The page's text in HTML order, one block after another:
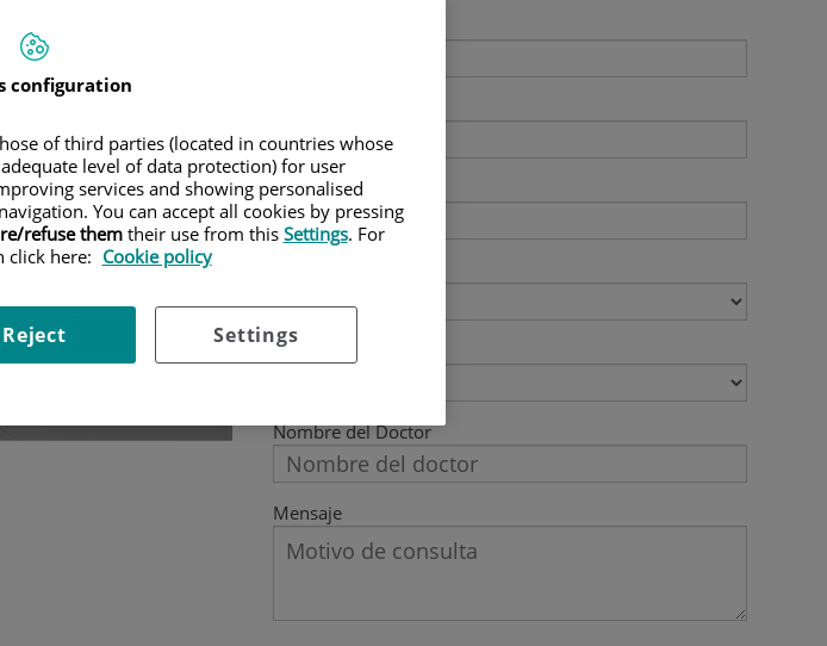
Teléfono
Mutua
Nombre del Doctor
Mensaje
configuration
of third parties (located in countries whose
level of data protection) for user
services and showing personalised
You can accept all cookies by pressing
refuse themtheir use from this Settings. For
click here: Cookie policy
Settings
Reject